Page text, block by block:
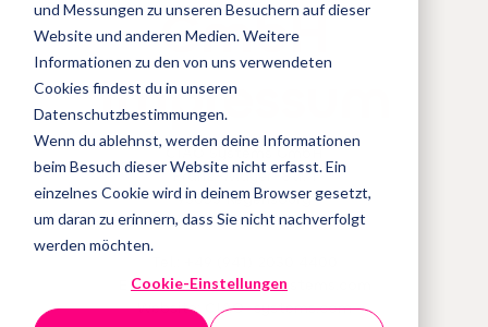
und Messungen zu unseren Besuchern auf dieser
Website und anderen Medien. Weitere
Informationen zu den von uns verwendeten
Cookies findest du in unseren
Datenschutzbestimmungen.
Wenn du ablehnst, werden deine Informationen
beim Besuch dieser Website nicht erfasst. Ein
einzelnes Cookie wird in deinem Browser gesetzt,
um daran zu erinnern, dass Sie nicht nachverfolgt
werden möchten.
Cookie-Einstellungen
GmbH
Impressum
CIAO Systems GmbH
Franz-Mayer-Str. 1
93053 Regensburg
Deutschland
E-Mail:web@CIAO-systems.com
Website:
CIAO-systems.com